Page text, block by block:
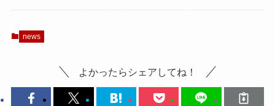
news
よかったらシェアしてね！